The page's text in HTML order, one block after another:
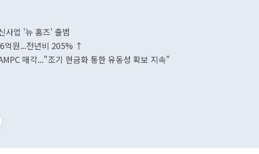
사업 '뉴 홈즈' 출범
억원...전년비 205% ↑
매각..."조기 현금화 통한 유동성 확보 지속"